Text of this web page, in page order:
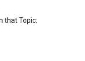
that Topic: